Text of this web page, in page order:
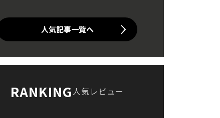
人気記事一覧へ
RANKING人気レビュー